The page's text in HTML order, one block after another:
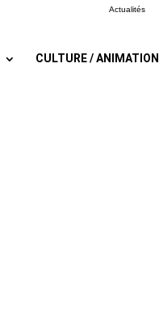
Actualités
CULTURE / ANIMATION